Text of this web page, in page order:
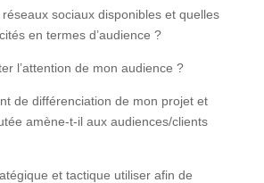
sociaux disponibles et quelles
en termes d’audience ?
l’attention de mon audience ?
de différenciation de mon projet et
amène-t-il aux audiences/clients
et tactique utiliser afin de